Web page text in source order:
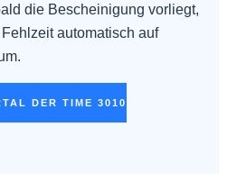
die Bescheinigung vorliegt,
automatisch auf
DER TIME 3010